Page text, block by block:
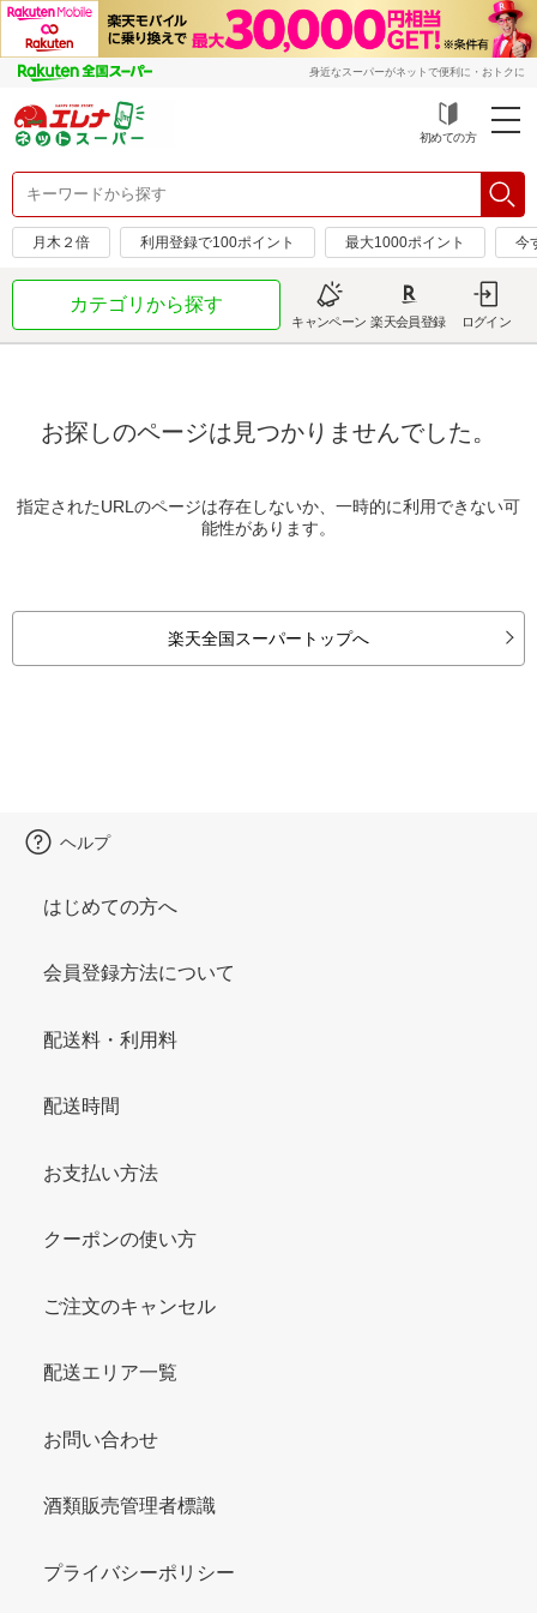
身近なスーパーがネットで便利に・おトクに
初めての方
月木２倍 利用登録で100ポイント 最大1000ポイント 今
カテゴリから探す
キャンペーン 楽天会員登録 ログイン
お探しのページは見つかりませんでした。
指定されたURLのページは存在しないか、一時的に利用できない可
能性があります。
楽天全国スーパートップへ
ヘルプ
はじめての方へ
会員登録方法について
配送料・利用料
配送時間
お支払い方法
クーポンの使い方
ご注文のキャンセル
配送エリア一覧
お問い合わせ
酒類販売管理者標識
プライバシーポリシー